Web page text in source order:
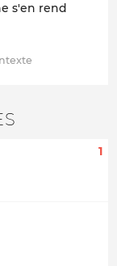
s'en rend
1